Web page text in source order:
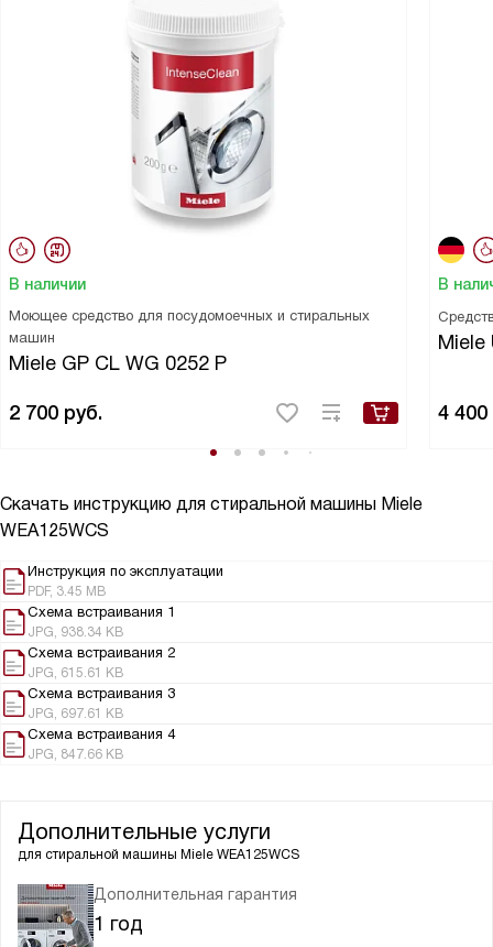
В наличии
Моющее средство для посудомоечных и стиральных
машин
Miele GP CL WG 0252 P
2 700 руб.
В
Miele
4 400
Скачать инструкцию для стиральной машины Miele
WEA125WCS
Инструкция по эксплуатации
PDF, 3.45 MB
Схема встраивания 1
JPG, 938.34 KB
Схема встраивания 2
JPG, 615.61 KB
Схема встраивания 3
JPG, 697.61 KB
Схема встраивания 4
JPG, 847.66 KB
Дополнительные услуги
для стиральной машины Miele WEA125WCS
Дополнительная гарантия
1 год